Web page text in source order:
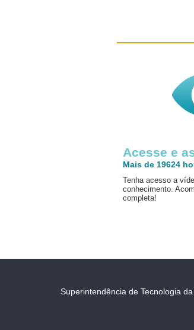
Acesse e
Mais de 19624
Tenha acesso a
conhecimento.
completa!
Superintendência de Tecnologia